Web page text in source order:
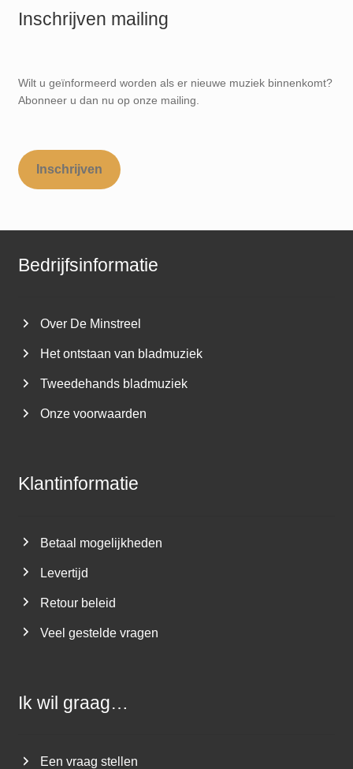
Inschrijven mailing
Wilt u geïnformeerd worden als er nieuwe muziek binnenkomt?
Abonneer u dan nu op onze mailing.
Inschrijven
Bedrijfsinformatie
Over De Minstreel
Het ontstaan van bladmuziek
Tweedehands bladmuziek
Onze voorwaarden
Klantinformatie
Betaal mogelijkheden
Levertijd
Retour beleid
Veel gestelde vragen
Ik wil graag…
Een vraag stellen